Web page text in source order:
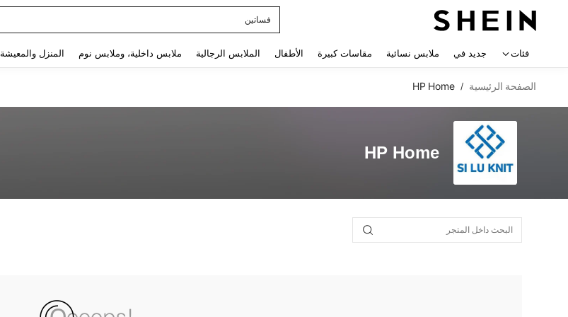
فساتين
فئات جديد في ملابس نسائية مقاسات كبيرة الأطفال الملابس الرجالية ملابس داخلية، وملابس نوم المنزل والمعيشة
الصفحة الرئيسية /
HP Home
HP Home